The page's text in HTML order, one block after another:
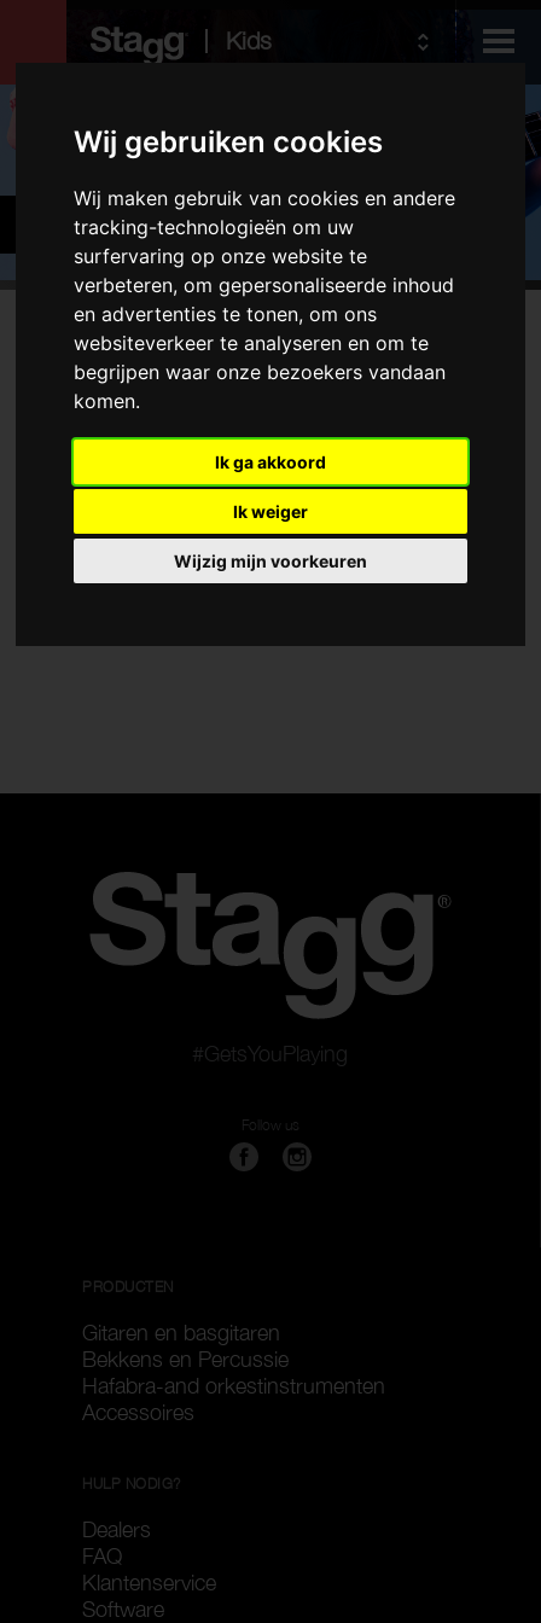
Wij gebruiken cookies
Wij maken gebruik van cookies en andere
tracking-technologieën om uw
surfervaring op onze website te
verbeteren, om gepersonaliseerde inhoud
en advertenties te tonen, om ons
websiteverkeer te analyseren en om te
begrijpen waar onze bezoekers vandaan
komen.
Ik ga akkoord
Ik weiger
Wijzig mijn voorkeuren
Kids
Audio &
Lighting
Producten
Gitaren en basgitaren
Producten
Elektrische gitaren
Akoestische gitaren
Hoezen en koffers
Versterkers
Stemapparaten en metronomen
Gitaarbanden
Voetenbanken
Krukken
Gebruik filters
Geen overeenkomstig product gevonden
#GetsYouPlaying
Follow us
PRODUCTEN
Gitaren en basgitaren
Bekkens en Percussie
Hafabra-and orkestinstrumenten
Accessoires
HULP NODIG?
Dealers
FAQ
Klantenservice
Software